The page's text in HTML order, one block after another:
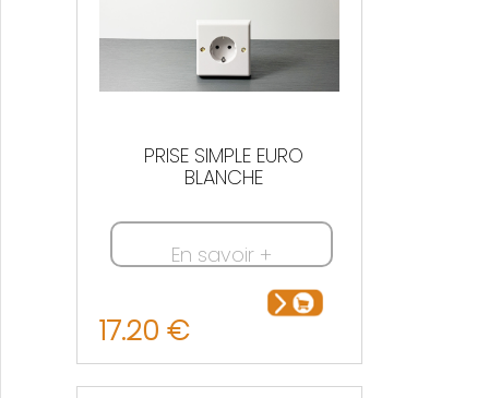
PRISE SIMPLE EURO
BLANCHE
En savoir +
17.20 €